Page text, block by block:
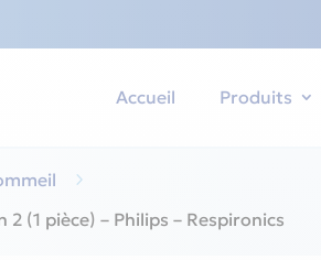
Accueil Produits
5
(1 pièce) – Philips – Respironics